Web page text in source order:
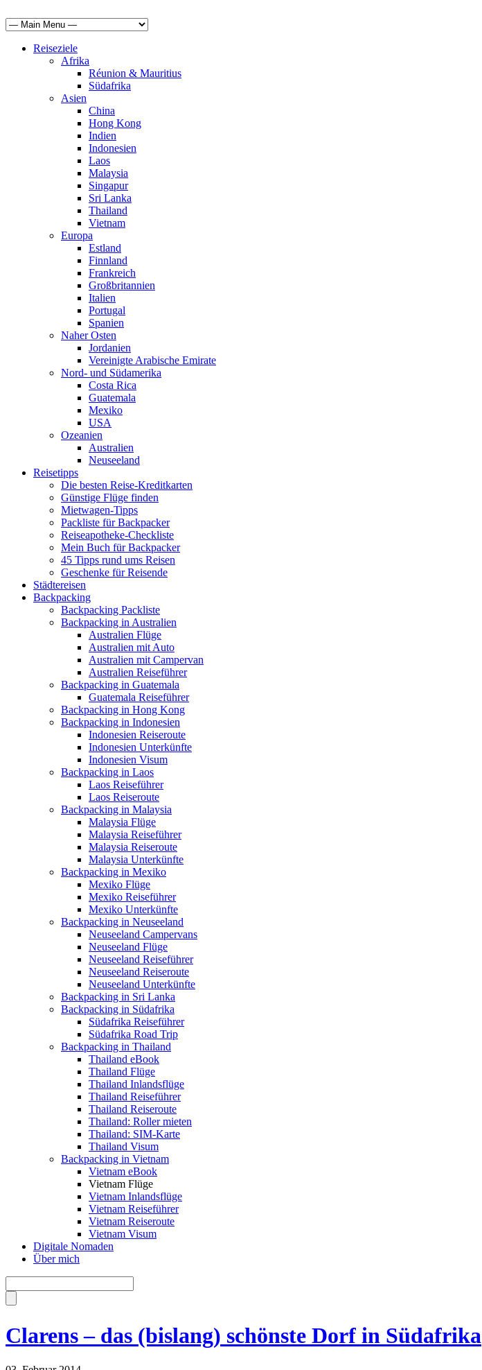
Reiseziele
Afrika
Réunion & Mauritius
Südafrika
Asien
China
Hong Kong
Indien
Indonesien
Laos
Malaysia
Singapur
Sri Lanka
Thailand
Vietnam
Europa
Estland
Finnland
Frankreich
Großbritannien
Italien
Portugal
Spanien
Naher Osten
Jordanien
Vereinigte Arabische Emirate
Nord- und Südamerika
Costa Rica
Guatemala
Mexiko
USA
Ozeanien
Australien
Neuseeland
Reisetipps
Die besten Reise-Kreditkarten
Günstige Flüge finden
Mietwagen-Tipps
Packliste für Backpacker
Reiseapotheke-Checkliste
Mein Buch für Backpacker
45 Tipps rund ums Reisen
Geschenke für Reisende
Städtereisen
Backpacking
Backpacking Packliste
Backpacking in Australien
Australien Flüge
Australien mit Auto
Australien mit Campervan
Australien Reiseführer
Backpacking in Guatemala
Guatemala Reiseführer
Backpacking in Hong Kong
Backpacking in Indonesien
Indonesien Reiseroute
Indonesien Unterkünfte
Indonesien Visum
Backpacking in Laos
Laos Reiseführer
Laos Reiseroute
Backpacking in Malaysia
Malaysia Flüge
Malaysia Reiseführer
Malaysia Reiseroute
Malaysia Unterkünfte
Backpacking in Mexiko
Mexiko Flüge
Mexiko Reiseführer
Mexiko Unterkünfte
Backpacking in Neuseeland
Neuseeland Campervans
Neuseeland Flüge
Neuseeland Reiseführer
Neuseeland Reiseroute
Neuseeland Unterkünfte
Backpacking in Sri Lanka
Backpacking in Südafrika
Südafrika Reiseführer
Südafrika Road Trip
Backpacking in Thailand
Thailand eBook
Thailand Flüge
Thailand Inlandsflüge
Thailand Reiseführer
Thailand Reiseroute
Thailand: Roller mieten
Thailand: SIM-Karte
Thailand Visum
Backpacking in Vietnam
Vietnam eBook
Vietnam Flüge
Vietnam Inlandsflüge
Vietnam Reiseführer
Vietnam Reiseroute
Vietnam Visum
Digitale Nomaden
Über mich
Clarens – das (bislang) schönste Dorf in Südafrika